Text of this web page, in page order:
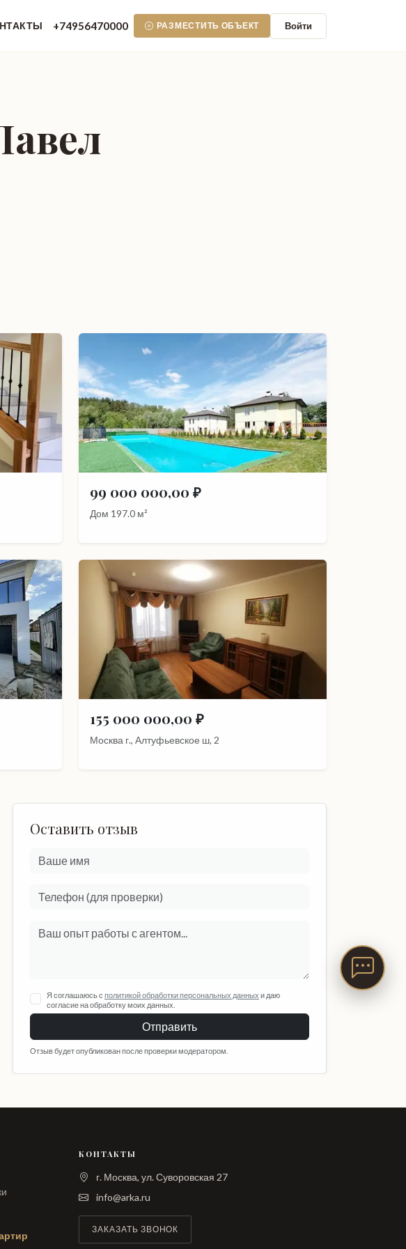
+74956470000 РАЗМЕСТИТЬ ОБЪЕКТ Войти
99 000 000,00 ₽
Дом 197.0 м²
155 000 000,00 ₽
Москва г., Алтуфьевское ш, 2
Оставить отзыв
Я соглашаюсь с политикой обработки персональных данных и даю
согласие на обработку моих данных.
Отправить
Отзыв будет опубликован после проверки модератором.
КОНТАКТЫ
г. Москва, ул. Суворовская 27
info@arka.ru
ЗАКАЗАТЬ ЗВОНОК